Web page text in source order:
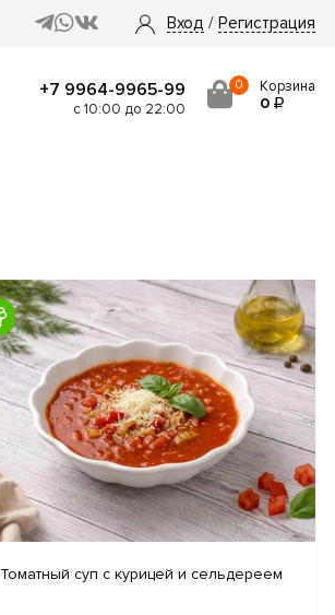
Вход / Регистрация
+7 9964-9965-99
с 10:00 до 22:00
0 Корзина
0
Томатный суп с курицей и сельдереем